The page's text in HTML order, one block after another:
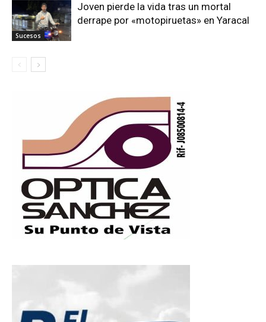
Sucesos
Joven pierde la vida tras un mortal
derrape por «motopiruetas» en Yaracal